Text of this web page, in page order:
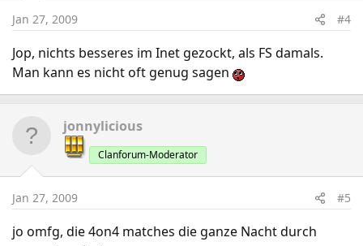
Jan 27, 2009 #4
Jop, nichts besseres im Inet gezockt, als FS damals.
Man kann es nicht oft genug sagen
jonnylicious
Clanforum-Moderator
Jan 27, 2009 #5
jo omfg, die 4on4 matches die ganze Nacht durch